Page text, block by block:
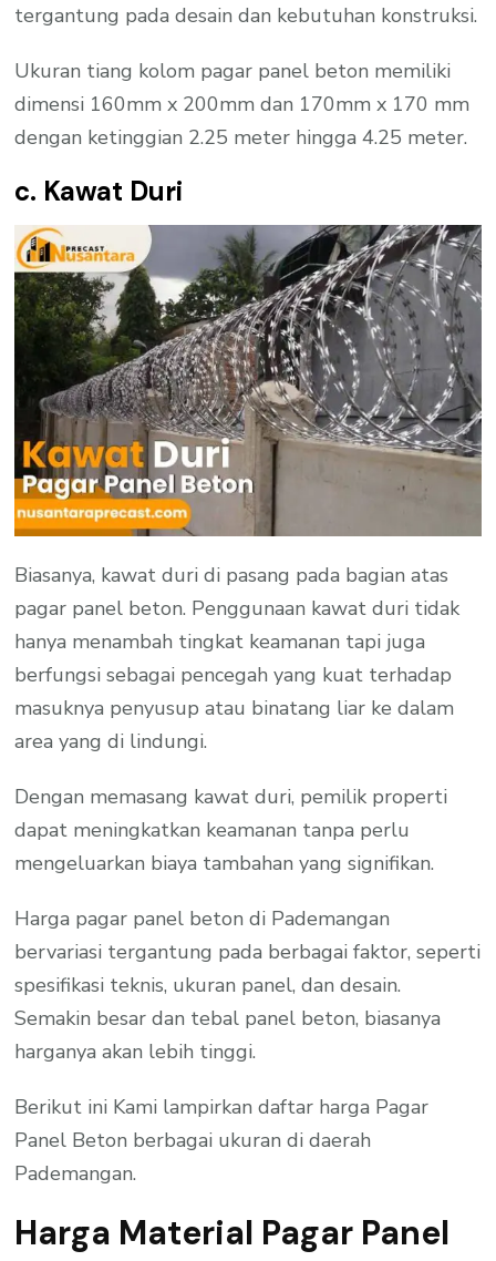
tergantung pada desain dan kebutuhan konstruksi.
Ukuran tiang kolom pagar panel beton memiliki
dimensi 160mm x 200mm dan 170mm x 170 mm
dengan ketinggian 2.25 meter hingga 4.25 meter.
c. Kawat Duri
Biasanya, kawat duri di pasang pada bagian atas
pagar panel beton. Penggunaan kawat duri tidak
hanya menambah tingkat keamanan tapi juga
berfungsi sebagai pencegah yang kuat terhadap
masuknya penyusup atau binatang liar ke dalam
area yang di lindungi.
Dengan memasang kawat duri, pemilik properti
dapat meningkatkan keamanan tanpa perlu
mengeluarkan biaya tambahan yang signifikan.
Harga pagar panel beton di Pademangan
bervariasi tergantung pada berbagai faktor, seperti
spesifikasi teknis, ukuran panel, dan desain.
Semakin besar dan tebal panel beton, biasanya
harganya akan lebih tinggi.
Berikut ini Kami lampirkan daftar harga Pagar
Panel Beton berbagai ukuran di daerah
Pademangan.
Harga Material Pagar Panel